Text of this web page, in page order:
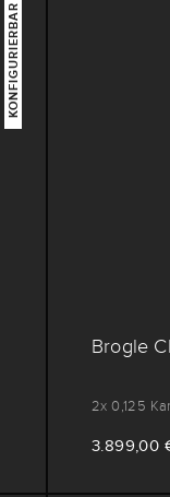
KONFIGURIERBAR
Brogle
2x 0,125
3.899,00